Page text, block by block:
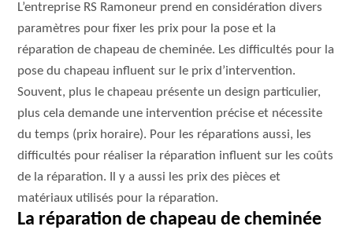
L’entreprise RS Ramoneur prend en considération divers
paramètres pour fixer les prix pour la pose et la
réparation de chapeau de cheminée. Les difficultés pour la
pose du chapeau influent sur le prix d’intervention.
Souvent, plus le chapeau présente un design particulier,
plus cela demande une intervention précise et nécessite
du temps (prix horaire). Pour les réparations aussi, les
difficultés pour réaliser la réparation influent sur les coûts
de la réparation. Il y a aussi les prix des pièces et
matériaux utilisés pour la réparation.
La réparation de chapeau de cheminée